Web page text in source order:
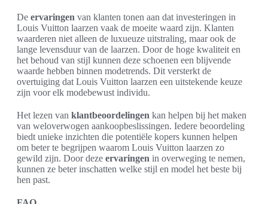
De ervaringen van klanten tonen aan dat investeringen in
Louis Vuitton laarzen vaak de moeite waard zijn. Klanten
waarderen niet alleen de luxueuze uitstraling, maar ook de
lange levensduur van de laarzen. Door de hoge kwaliteit en
het behoud van stijl kunnen deze schoenen een blijvende
waarde hebben binnen modetrends. Dit versterkt de
overtuiging dat Louis Vuitton laarzen een uitstekende keuze
zijn voor elk modebewust individu.
Het lezen van klantbeoordelingen kan helpen bij het maken
van weloverwogen aankoopbeslissingen. Iedere beoordeling
biedt unieke inzichten die potentiële kopers kunnen helpen
om beter te begrijpen waarom Louis Vuitton laarzen zo
gewild zijn. Door deze ervaringen in overweging te nemen,
kunnen ze beter inschatten welke stijl en model het beste bij
hen past.